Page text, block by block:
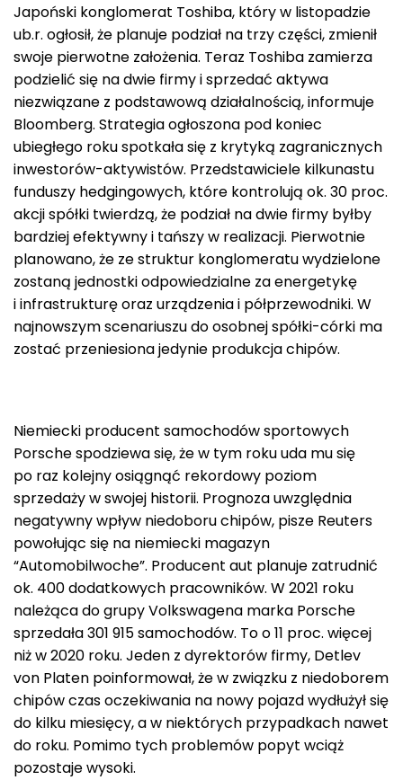
Japoński konglomerat Toshiba, który w listopadzie
ub.r. ogłosił, że planuje podział na trzy części, zmienił
swoje pierwotne założenia. Teraz Toshiba zamierza
podzielić się na dwie firmy i sprzedać aktywa
niezwiązane z podstawową działalnością, informuje
Bloomberg. Strategia ogłoszona pod koniec
ubiegłego roku spotkała się z krytyką zagranicznych
inwestorów-aktywistów. Przedstawiciele kilkunastu
funduszy hedgingowych, które kontrolują ok. 30 proc.
akcji spółki twierdzą, że podział na dwie firmy byłby
bardziej efektywny i tańszy w realizacji. Pierwotnie
planowano, że ze struktur konglomeratu wydzielone
zostaną jednostki odpowiedzialne za energetykę
i infrastrukturę oraz urządzenia i półprzewodniki. W
najnowszym scenariuszu do osobnej spółki-córki ma
zostać przeniesiona jedynie produkcja chipów.
Niemiecki producent samochodów sportowych
Porsche spodziewa się, że w tym roku uda mu się
po raz kolejny osiągnąć rekordowy poziom
sprzedaży w swojej historii. Prognoza uwzględnia
negatywny wpływ niedoboru chipów, pisze Reuters
powołując się na niemiecki magazyn
“Automobilwoche”. Producent aut planuje zatrudnić
ok. 400 dodatkowych pracowników. W 2021 roku
należąca do grupy Volkswagena marka Porsche
sprzedała 301 915 samochodów. To o 11 proc. więcej
niż w 2020 roku. Jeden z dyrektorów firmy, Detlev
von Platen poinformował, że w związku z niedoborem
chipów czas oczekiwania na nowy pojazd wydłużył się
do kilku miesięcy, a w niektórych przypadkach nawet
do roku. Pomimo tych problemów popyt wciąż
pozostaje wysoki.